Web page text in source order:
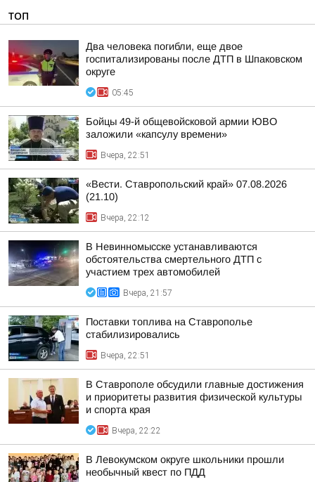
ТОП
Два человека погибли, еще двое
госпитализированы после ДТП в Шпаковском
округе
05:45
Бойцы 49-й общевойсковой армии ЮВО
заложили «капсулу времени»
Вчера, 22:51
«Вести. Ставропольский край» 07.08.2026
(21.10)
Вчера, 22:12
В Невинномысске устанавливаются
обстоятельства смертельного ДТП с
участием трех автомобилей
Вчера, 21:57
Поставки топлива на Ставрополье
стабилизировались
Вчера, 22:51
В Ставрополе обсудили главные достижения
и приоритеты развития физической культуры
и спорта края
Вчера, 22:22
В Левокумском округе школьники прошли
необычный квест по ПДД